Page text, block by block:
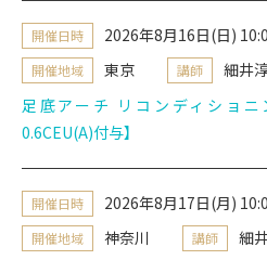
開催日時 2026年8月16日(日)
開催地域 東京 講師
細井
足底アーチ リコンディショニ
0.6CEU(A)付与】
開催日時 2026年8月17日(月)
開催地域 神奈川 講師
細